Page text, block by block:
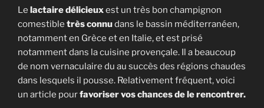
Le lactaire délicieuxest un très bon champignon
comestible très connudans le bassin méditerranéen,
notamment en Grèce et en Italie, et est prisé
notamment dans la cuisine provençale. Il a beaucoup
de nom vernaculaire du au succès des régions chaudes
dans lesquels il pousse. Relativement fréquent, voici
un article pourfavoriser vos chances de le rencontrer.